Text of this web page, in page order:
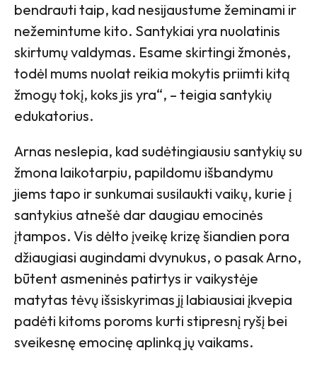
bendrauti taip, kad nesijaustume žeminami ir
nežemintume kito. Santykiai yra nuolatinis
skirtumų valdymas. Esame skirtingi žmonės,
todėl mums nuolat reikia mokytis priimti kitą
žmogų tokį, koks jis yra“, – teigia santykių
edukatorius.
Arnas neslepia, kad sudėtingiausiu santykių su
žmona laikotarpiu, papildomu išbandymu
jiems tapo ir sunkumai susilaukti vaikų, kurie į
santykius atnešė dar daugiau emocinės
įtampos. Vis dėlto įveikę krizę šiandien pora
džiaugiasi augindami dvynukus, o pasak Arno,
būtent asmeninės patirtys ir vaikystėje
matytas tėvų išsiskyrimas jį labiausiai įkvepia
padėti kitoms poroms kurti stipresnį ryšį bei
sveikesnę emocinę aplinką jų vaikams.